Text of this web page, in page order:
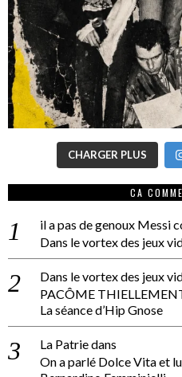
CHARGER PLUS
CA
il a pas de genoux Messi
Dans le vortex des jeux
Dans le vortex des jeux
PACÔME
La séance d’Hip Gnose
La Patriedans
On a parlé Dolce Vita et